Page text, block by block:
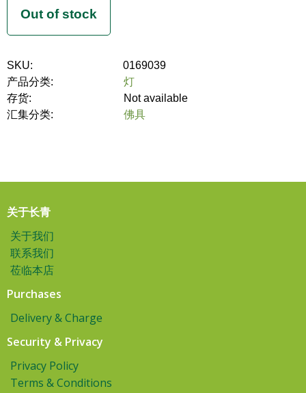
SKU:
0169039
产品分类:
灯
存货:
Not available
汇集分类:
佛具
关于长青
关于我们
联系我们
莅临本店
Purchases
Delivery & Charge
Security & Privacy
Privacy Policy
Terms & Conditions